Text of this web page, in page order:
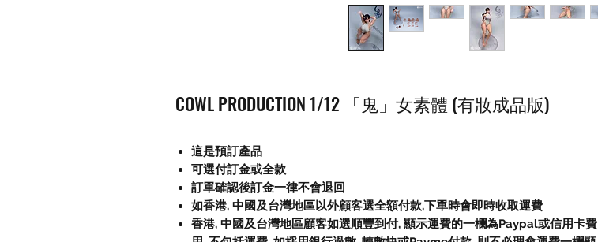
COWL PRODUCTION 1/12 「鬼」女素體 (有妝成品版)
這是預訂產品
可選付訂金或全款
訂單確認後訂金一律不會退回
如香港, 中國及台灣地區以外顧客選全額付款,下單時會即時收取運費
香港, 中國及台灣地區顧客如選順豐到付, 顯示運費的一欄為Paypal或信用卡費